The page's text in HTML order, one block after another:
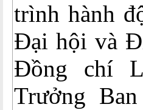
trình hành
Đại hội và
Đồng chí
Trưởng